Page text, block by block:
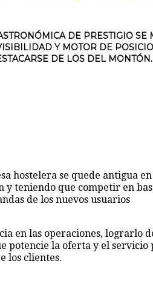
DE PRESTIGIO SE
Y MOTOR DE
DE LOS DEL MONTÓN.
hostelera se quede antigua
y teniendo que competir en
de los nuevos usuarios
en las operaciones, lograrlo
potencie la oferta y el servicio
los clientes.